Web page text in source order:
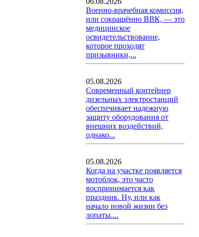
Военно-врачебная комиссия,
или сокращённо ВВК, — это
медицинское
освидетельствование,
которое проходят
призывники,...
05.08.2026
Современный контейнер
дизельных электростанций
обеспечивает надежную
защиту оборудования от
внешних воздействий,
однако...
05.08.2026
Когда на участке появляется
мотоблок, это часто
воспринимается как
праздник. Ну, или как
начало новой жизни без
лопаты....